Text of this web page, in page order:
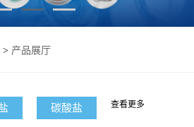
> 产品展厅
碳酸盐 查看更多